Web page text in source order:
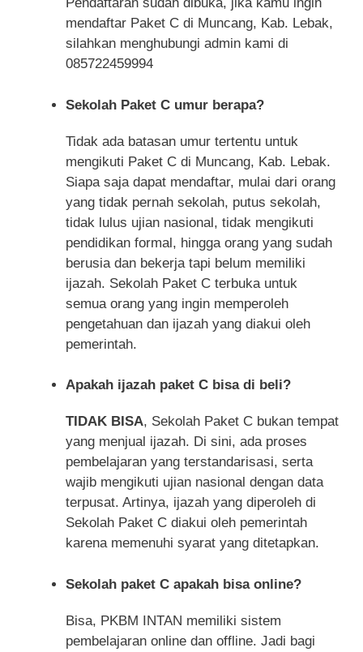
mendaftar Paket C di Muncang, Kab. Lebak,
silahkan menghubungi admin kami di
085722459994
Sekolah Paket C umur berapa?
Tidak ada batasan umur tertentu untuk
mengikuti Paket C di Muncang, Kab. Lebak.
Siapa saja dapat mendaftar, mulai dari orang
yang tidak pernah sekolah, putus sekolah,
tidak lulus ujian nasional, tidak mengikuti
pendidikan formal, hingga orang yang sudah
berusia dan bekerja tapi belum memiliki
ijazah. Sekolah Paket C terbuka untuk
semua orang yang ingin memperoleh
pengetahuan dan ijazah yang diakui oleh
pemerintah.
Apakah ijazah paket C bisa di beli?
TIDAK BISA, Sekolah Paket C bukan tempat
yang menjual ijazah. Di sini, ada proses
pembelajaran yang terstandarisasi, serta
wajib mengikuti ujian nasional dengan data
terpusat. Artinya, ijazah yang diperoleh di
Sekolah Paket C diakui oleh pemerintah
karena memenuhi syarat yang ditetapkan.
Sekolah paket C apakah bisa online?
Bisa, PKBM INTAN memiliki sistem
pembelajaran online dan offline. Jadi bagi